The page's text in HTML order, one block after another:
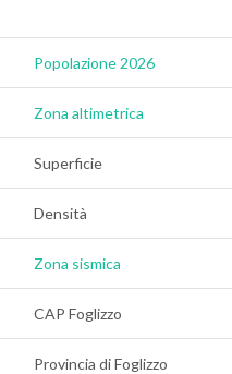
Popolazione 2026
Zona altimetrica
Superficie
Densità
Zona sismica
CAP Foglizzo
Provincia di Foglizzo